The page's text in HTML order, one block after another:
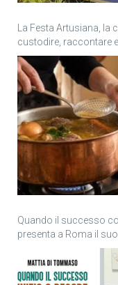
La Festa Artusiana,
custodire, raccontare
Quando il successo
presenta a Roma il